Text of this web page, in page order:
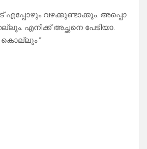
എപ്പോഴും വഴക്കുണ്ടാക്കും. അപ്പൊ
എനിക്ക് അച്ഛനെ പേടിയാ.
”